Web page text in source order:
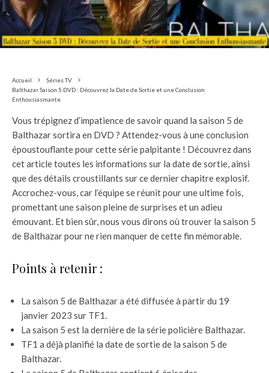
Accueil
Séries TV
Balthazar Saison 5 DVD : Découvrez la Date de Sortie et une Conclusion
Enthousiasmante
Vous trépignez d’impatience de savoir quand la saison 5 de
Balthazar sortira en DVD ? Attendez-vous à une conclusion
époustouflante pour cette série palpitante ! Découvrez dans
cet article toutes les informations sur la date de sortie, ainsi
que des détails croustillants sur ce dernier chapitre explosif.
Accrochez-vous, car l’équipe se réunit pour une ultime fois,
promettant une saison pleine de surprises et un adieu
émouvant. Et bien sûr, nous vous dirons où trouver la saison 5
de Balthazar pour ne rien manquer de cette fin mémorable.
Points à retenir :
La saison 5 de Balthazar a été diffusée à partir du 19
janvier 2023 sur TF1.
La saison 5 est la dernière de la série policière Balthazar.
TF1 a déjà planifié la date de sortie de la saison 5 de
Balthazar.